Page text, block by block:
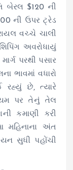
બેરલ $120 ની
ની ઉપર ટ્રેડ
વચ્ચે ચાલી
અવરોધાયું
પરથી પસાર
ભાવમાં વધારો
રહ્યું છે, ત્યારે
પર તેનું તેલ
કમાણી કરી
અંત
સુધી પહોંચી